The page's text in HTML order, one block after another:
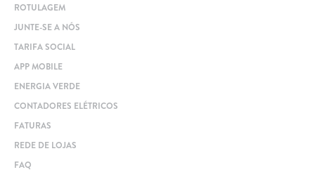
ROTULAGEM
JUNTE-SE A NÓS
TARIFA SOCIAL
APP MOBILE
ENERGIA VERDE
CONTADORES ELÉTRICOS
FATURAS
REDE DE LOJAS
FAQ